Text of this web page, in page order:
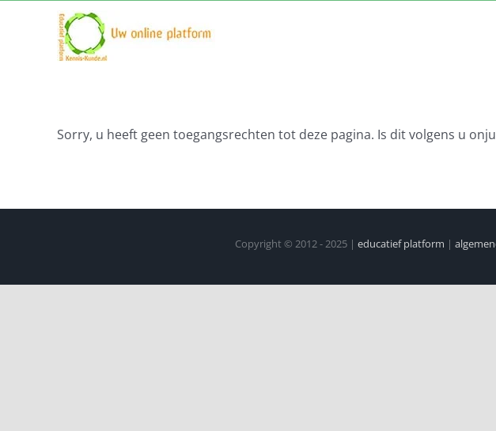
Sorry, u heeft geen toegangsrechten tot deze pagina. Is dit volgens u
Copyright © 2012 - 2025 | educatief platform |